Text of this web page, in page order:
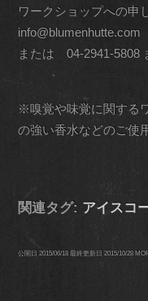
ワークショップへの申
info@blumenhutte.com
または 04-2941-5808
※嗅覚や味覚に関する
の強い香水などのご使
関連タグ: アイスコ
公開日2015/06/18 最終更新日 2015/10/28